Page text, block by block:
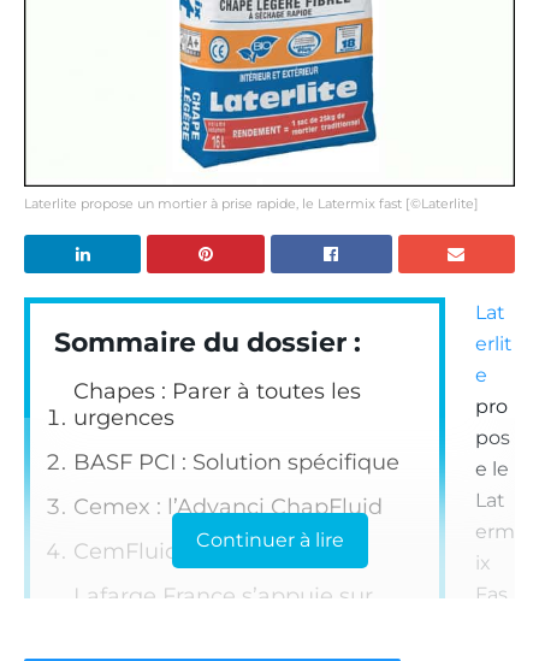
Laterlite propose un mortier à prise rapide, le Latermix fast [©Laterlite]
Sommaire du dossier :
Chapes : Parer à toutes les
urgences
BASF PCI : Solution spécifique
Cemex : l’Advanci ChapFluid
CemFluid : la Fullchap
Lafarge France s’appuie sur
Lat
erlit
e
pro
pos
e le
Lat
erm
ix
Fas
Continuer à lire